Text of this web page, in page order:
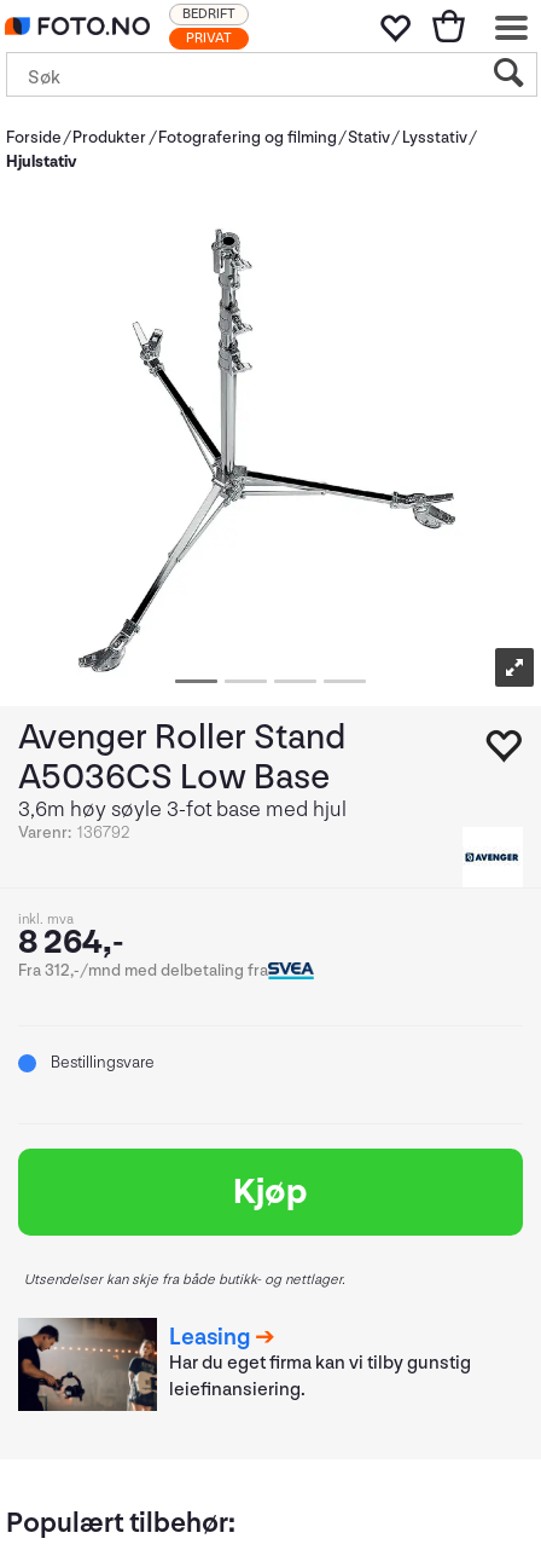
PRIVAT
BEDRIFT
Forside Produkter Fotografering og filming Stativ
Lysstativ
Hjulstativ
Avenger Roller Stand
A5036CS Low Base
3,6m høy søyle 3-fot base med hjul
Varenr: 136792
inkl. mva
8 264,-
Fra 312,-/mnd med delbetaling fra
Bestillingsvare
Kjøp
Utsendelser kan skje fra både butikk- og nettlager.
Leasing
Har du eget firma kan vi tilby gunstig
leiefinansiering.
Populært tilbehør: